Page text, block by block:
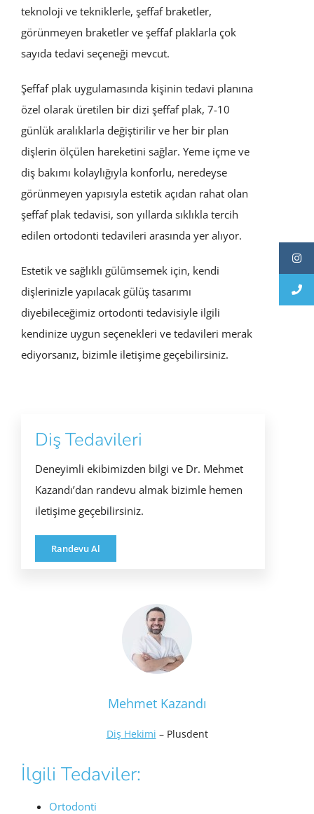
teknoloji ve tekniklerle, şeffaf braketler,
görünmeyen braketler ve şeffaf plaklarla çok
sayıda tedavi seçeneği mevcut.
Şeffaf plak uygulamasında kişinin tedavi planına
özel olarak üretilen bir dizi şeffaf plak, 7-10
günlük aralıklarla değiştirilir ve her bir plan
dişlerin ölçülen hareketini sağlar. Yeme içme ve
diş bakımı kolaylığıyla konforlu, neredeyse
görünmeyen yapısıyla estetik açıdan rahat olan
şeffaf plak tedavisi, son yıllarda sıklıkla tercih
edilen ortodonti tedavileri arasında yer alıyor.
Estetik ve sağlıklı gülümsemek için, kendi
dişlerinizle yapılacak gülüş tasarımı
diyebileceğimiz ortodonti tedavisiyle ilgili
kendinize uygun seçenekleri ve tedavileri merak
ediyorsanız, bizimle iletişime geçebilirsiniz.
Diş Tedavileri
Deneyimli ekibimizden bilgi ve Dr. Mehmet
Kazandı’dan randevu almak bizimle hemen
iletişime geçebilirsiniz.
Randevu Al
Mehmet Kazandı
Diş Hekimi – Plusdent
İlgili Tedaviler:
Ortodonti